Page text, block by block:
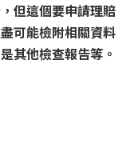
但這個要申請理賠
可能檢附相關資料
其他檢查報告等。